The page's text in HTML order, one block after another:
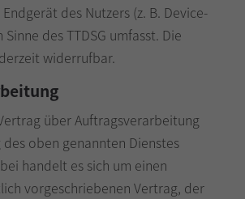
des Nutzers (z. B. Device-
des TTDSG umfasst. Die
widerrufbar.
über Auftragsverarbeitung
des oben genannten Dienstes
handelt es sich um einen
vorgeschriebenen Vertrag, der